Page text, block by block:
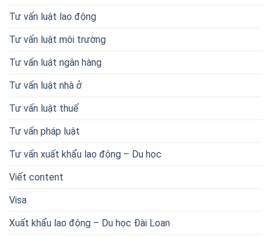
Tư vấn luật lao động
Tư vấn luật môi trường
Tư vấn luật ngân hàng
Tư vấn luật nhà ở
Tư vấn luật thuế
Tư vấn pháp luật
Tư vấn xuất khẩu lao động – Du học
Viết content
Visa
Xuất khẩu lao động – Du học Đài Loan